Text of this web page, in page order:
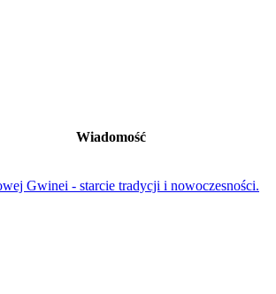
Wiadomość
Gwinei - starcie tradycji i nowoczesności.